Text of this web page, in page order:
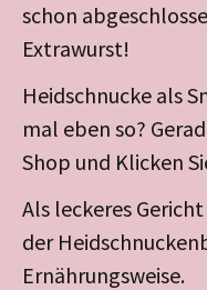
schon
Extrawurst!
Heidschnucke als
mal eben so?
Shop und Klicken
Als leckeres
der
Ernährungsweise.